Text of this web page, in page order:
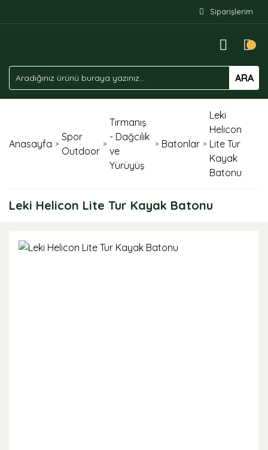
Siparişlerim
ARA
Anasayfa
Spor
Outdoor
Tırmanış
- Dağcılık
ve
Yürüyüş
Batonlar
Leki
Helicon
Lite Tur
Kayak
Batonu
Leki Helicon Lite Tur Kayak Batonu